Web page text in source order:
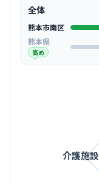
全体
熊本市南区
熊本県
高め
介護施設